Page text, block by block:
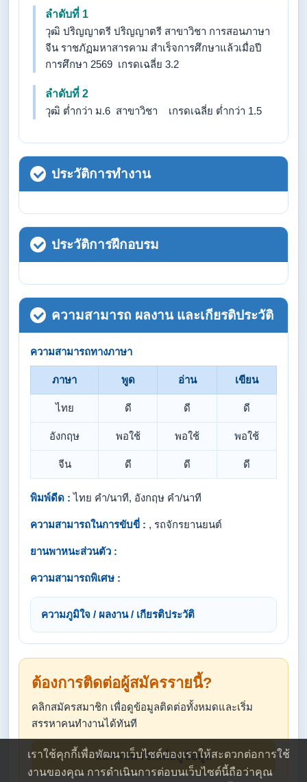
ลำดับที่ 1
วุฒิ ปริญญาตรี ปริญญาตรี​ สาขาวิชา การสอนภาษา
จีน ราชภัฏมหาสารคาม สำเร็จการศึกษาแล้วเมื่อปี
การศึกษา 2569 เกรดเฉลี่ย 3.2
ลำดับที่ 2
วุฒิ ต่ำกว่า ม.6 สาขาวิชา เกรดเฉลี่ย ต่ำกว่า 1.5
ประวัติการทำงาน
ประวัติการฝึกอบรม
ความสามารถ ผลงาน และเกียรติประวัติ
ความสามารถทางภาษา
ภาษา พูด อ่าน เขียน
ไทย ดี ดี ดี
อังกฤษ พอใช้ พอใช้ พอใช้
จีน ดี ดี ดี
พิมพ์ดีด : ไทย คำ/นาที, อังกฤษ คำ/นาที
ความสามารถในการขับขี่ : , รถจักรยานยนต์
ยานพาหนะส่วนตัว :
ความสามารถพิเศษ :
ความภูมิใจ / ผลงาน / เกียรติประวัติ
ต้องการติดต่อผู้สมัครรายนี้?
คลิกสมัครสมาชิก เพื่อดูข้อมูลติดต่อทั้งหมดและเริ่ม
สรรหาคนทำงานได้ทันที
สมัครสมาชิกเพื่อดูข้อมูล
เราใช้คุกกี้เพื่อพัฒนาเว็บไซต์ของเราให้สะดวกต่อการใช้
งานของคุณ การดำเนินการต่อบนเว็บไซต์นี้ถือว่าคุณ